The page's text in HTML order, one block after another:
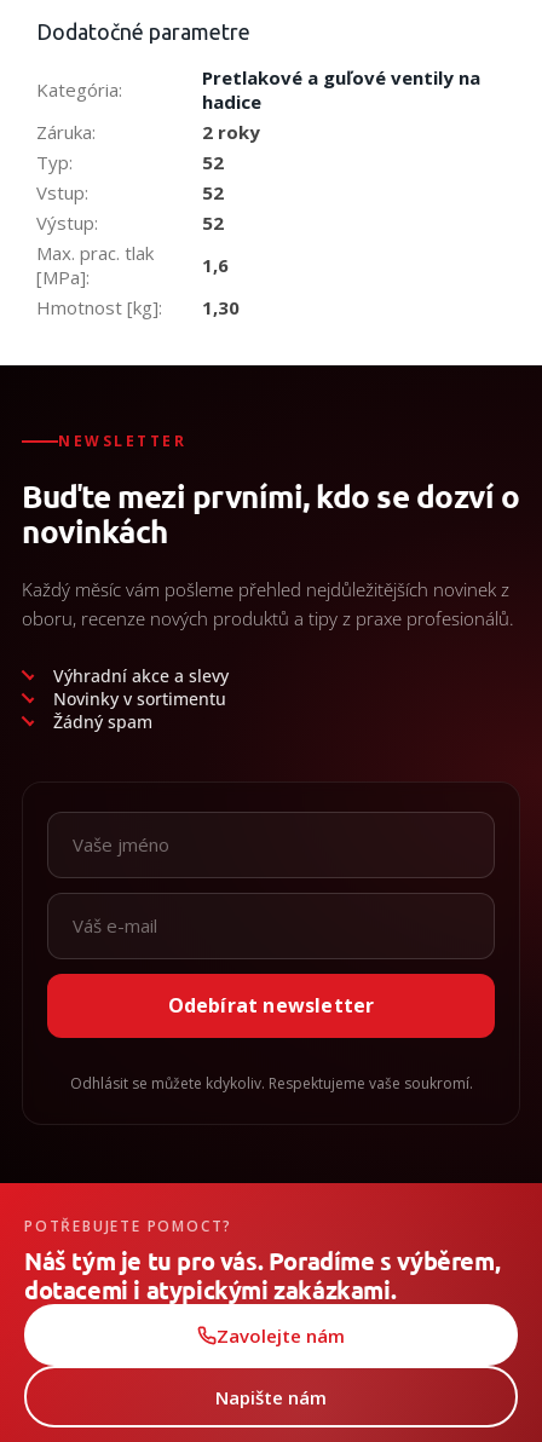
Dodatočné parametre
Kategória:
Pretlakové a guľové ventily na
hadice
Záruka:
2 roky
Typ:
52
Vstup:
52
Výstup:
52
Max. prac. tlak
[MPa]:
1,6
Hmotnost [kg]: 1,30
NEWSLETTER
Buďte mezi prvními, kdo se dozví o
novinkách
Každý měsíc vám pošleme přehled nejdůležitějších novinek z
oboru, recenze nových produktů a tipy z praxe profesionálů.
Výhradní akce a slevy
Novinky v sortimentu
Žádný spam
Odebírat newsletter
Odhlásit se můžete kdykoliv. Respektujeme vaše soukromí.
POTŘEBUJETE POMOCT?
Náš tým je tu pro vás. Poradíme s výběrem,
dotacemi i atypickými zakázkami.
Zavolejte nám
Napište nám